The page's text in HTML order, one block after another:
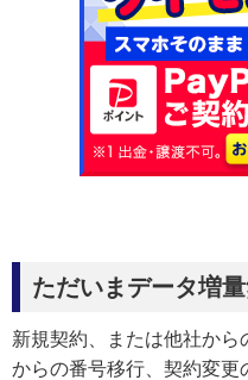
ただいまデータ増
新規契約、または他社か
からの番号移行、契約変更